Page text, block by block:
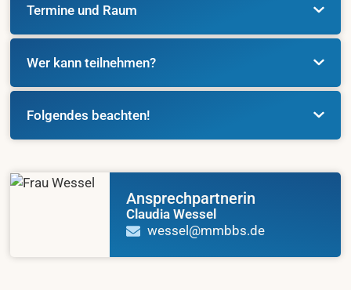
Termine und Raum
Wer kann teilnehmen?
Folgendes beachten!
Ansprechpartnerin
Claudia Wessel
wessel@mmbbs.de